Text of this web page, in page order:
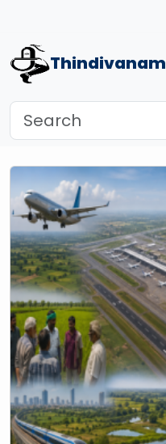
Thindivanam